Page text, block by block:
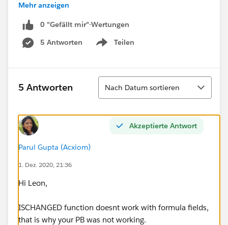
ISCHANGED([ADvendio__MediaCampaign__c].Opp_
Discount_Pct__c ),
Discount_Pct__c) <
[ADvendio__MediaCampaign__c].Opp_Discount_Pct
__c
)
Thank you
Mehr anzeigen
0 "Gefällt mir"-Wertungen
5 Antworten
Teilen
Show menu
5 Antworten
Sortieren
Nach Datum sortieren
Akzeptierte Antwort
Parul Gupta (Acxiom)
1. Dez. 2020, 21:36
Hi Leon,
ISCHANGED function doesnt work with formula fields,
that is why your PB was not working.